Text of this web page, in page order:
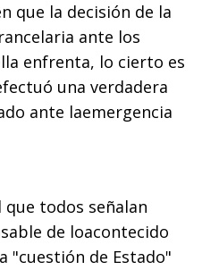
que la decisión de la
ante los
enfrenta, lo cierto es
una verdadera
ante laemergencia
todos señalan
de loacontecido
"cuestión de Estado"